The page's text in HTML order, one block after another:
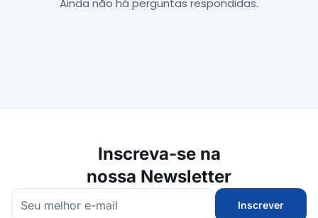
Ainda não há perguntas respondidas.
Inscreva-se na
nossa Newsletter
Inscrever